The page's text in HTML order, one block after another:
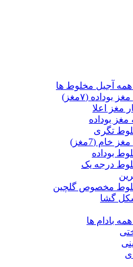
آجیل مخلوط ها
بوداده (۷مغز)
مغز اعلا
بوداده
تگری
خام (7مغز)
بوداده
درجه یک
مخصوص گلچین
گشا
بادام ها